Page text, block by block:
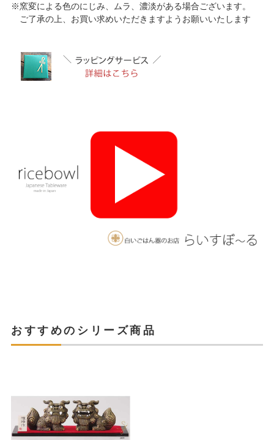
※窯変による色のにじみ、ムラ、濃淡がある場合ございます。
ご了承の上、お買い求めいただきますようお願いいたします
おすすめのシリーズ商品